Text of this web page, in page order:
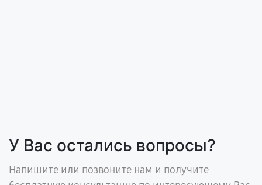
У Вас остались вопросы?
Напишите или позвоните нам и получите